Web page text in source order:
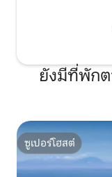
ยังมีที่พักต
ซูเปอร์โฮสต์
ซูเปอร์โฮสต์